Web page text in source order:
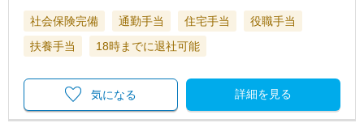
社会保険完備 通勤手当 住宅手当
役職手当
扶養手当
18時までに退社可能
詳細を見る
気になる